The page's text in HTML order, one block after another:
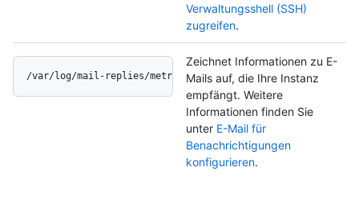
Verwaltungsshell (SSH)
zugreifen.
/var/log/mail-replies/metroplex.log
Zeichnet Informationen zu E-
Mails auf, die Ihre Instanz
empfängt. Weitere
Informationen finden Sie
unter E-Mail für
Benachrichtigungen
konfigurieren.